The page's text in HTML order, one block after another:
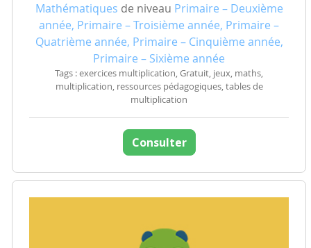
Mathématiques de niveau Primaire – Deuxième
année, Primaire – Troisième année, Primaire –
Quatrième année, Primaire – Cinquième année,
Primaire – Sixième année
Tags : exercices multiplication, Gratuit, jeux, maths,
multiplication, ressources pédagogiques, tables de
multiplication
Consulter